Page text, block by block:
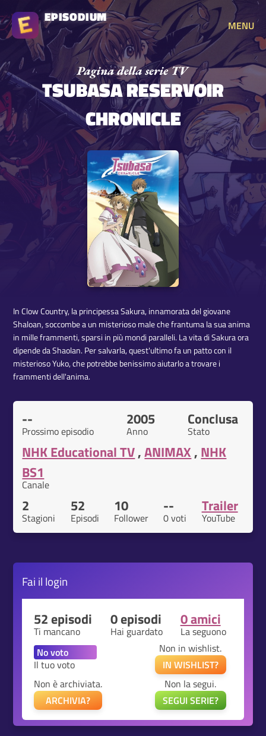
EPISODIUM
MENU
TSUBASA RESERVOIR
CHRONICLE
In Clow Country, la principessa Sakura, innamorata del giovane
Shaloan, soccombe a un misterioso male che frantuma la sua anima
in mille frammenti, sparsi in più mondi paralleli. La vita di Sakura ora
dipende da Shaolan. Per salvarla, quest'ultimo fa un patto con il
misterioso Yuko, che potrebbe benissimo aiutarlo a trovare i
frammenti dell'anima.
--
Prossimo episodio
2005
Anno
Conclusa
Stato
NHK Educational TV,ANIMAX, NHK
BS1
Canale
2
Stagioni
52
Episodi
10
Follower
--
0 voti
Trailer
YouTube
Fai il login
52 episodi
Ti mancano
0 episodi
Hai guardato
0 amici
La seguono
Il tuo voto
Non in wishlist.
IN WISHLIST?
Non è archiviata.
ARCHIVIA?
Non la segui.
SEGUI SERIE?